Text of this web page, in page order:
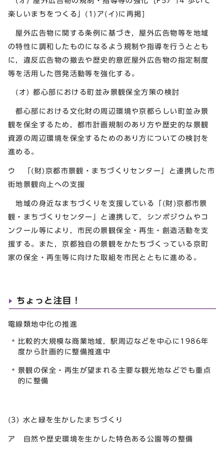
楽しいまちをつくる」(1)ア(イ)に再掲]
屋外広告物に関する条例に基づき，屋外広告物等を地域
の特性に調和したものになるよう規制や指導を行うととも
に，違反広告物の撤去や歴史的意匠屋外広告物の指定制度
等を活用した啓発活動等を強化する。
(オ) 都心部における町並み景観保全方策の検討
都心部における文化財の周辺環境や京都らしい町並み景
観を保全するため，都市計画規制のあり方や歴史的な景観
資源の周辺環境を保全するためのあり方についての検討を
進める。
ウ 「(財)京都市景観・まちづくりセンター」と連携した市
街地景観向上への支援
地域の身近なまちづくりを支援している「(財)京都市景
観・まちづくりセンター」と連携して，シンポジウムやコ
ンクール等により，市民の景観保全・再生・創造活動を支
援する。また，京都独自の景観をかたちづくっている京町
家の保全・再生等に向けた取組を市民とともに進める。
ちょっと注目！
電線類地中化の推進
比較的大規模な商業地域，駅周辺などを中心に1986年
度から計画的に整備推進中
景観の保全・再生が望まれる主要な観光地などでも重点
的に整備
(3) 水と緑を生かしたまちづくり
ア 自然や歴史環境を生かした特色ある公園等の整備